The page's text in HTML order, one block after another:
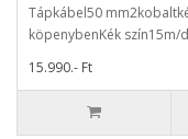
Tápkábel50
köpenybenKék szín15m/
15.990.- Ft